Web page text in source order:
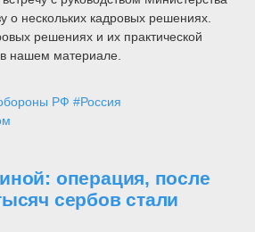
о нескольких кадровых решениях.
решениях и их практической
нашем материале.
РФ #Россия
операция, после
сербов стали